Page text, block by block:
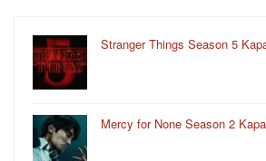
Stranger Things Season 5
Mercy for None Season 2